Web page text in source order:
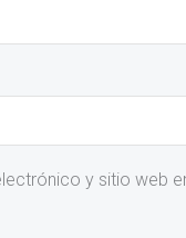
y sitio web